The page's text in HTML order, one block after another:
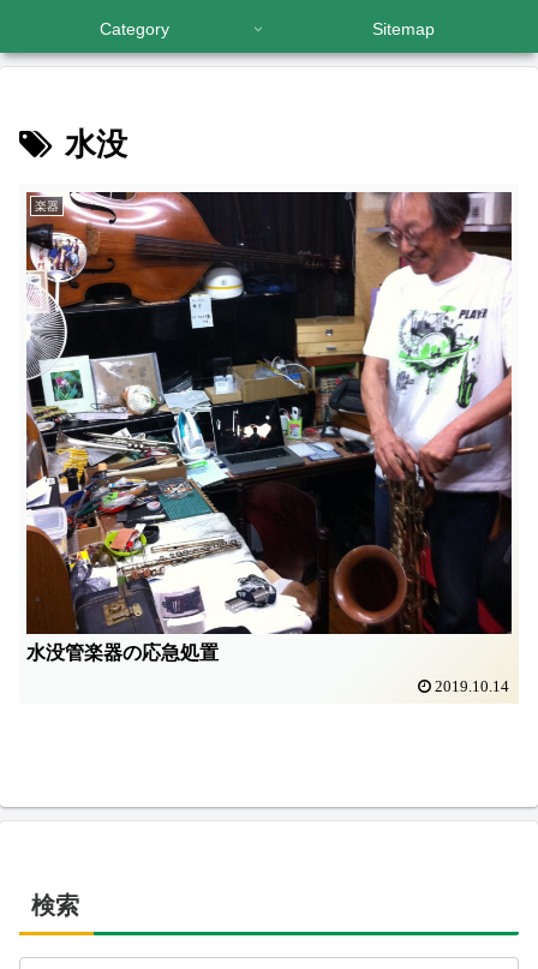
Category Sitemap
水没
楽器
水没管楽器の応急処置
2019.10.14
検索